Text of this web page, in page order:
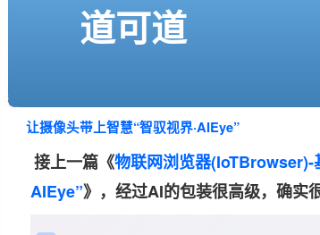
道可道
让摄像头带上智慧“智驭视界·AIEye”
接上一篇《物联网浏览器(IoTBrowser)-
AIEye”》， 经过AI的包装很高级，确实